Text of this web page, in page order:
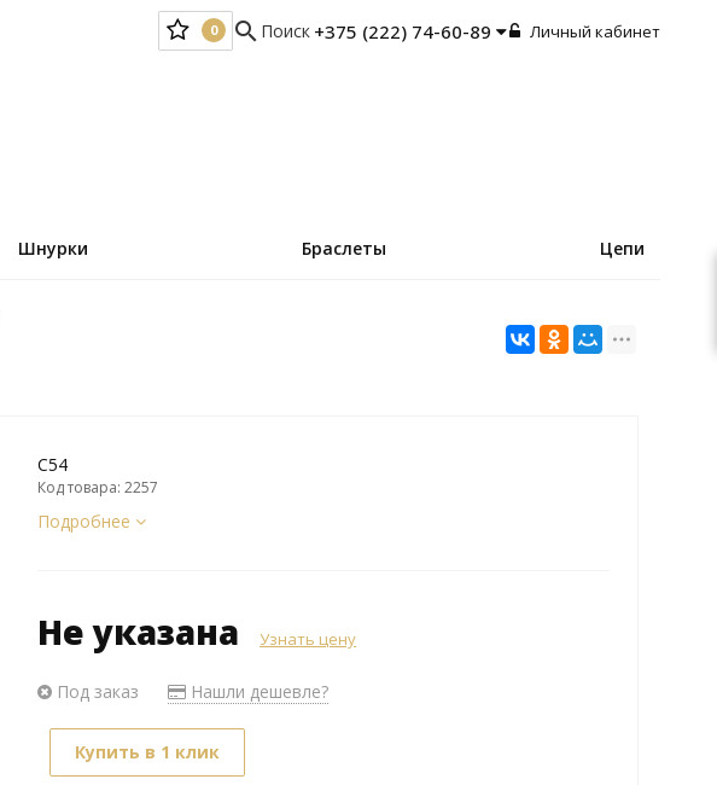
0
search Поиск +375 (222) 74-60-89 Личный кабинет
Шнурки Браслеты Цепи
C54
Код товара: 2257
Подробнее
Не указана Узнать цену
Под заказ Нашли дешевле?
Купить в 1 клик